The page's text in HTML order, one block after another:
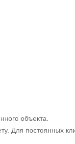
объекта.
Для постоянных